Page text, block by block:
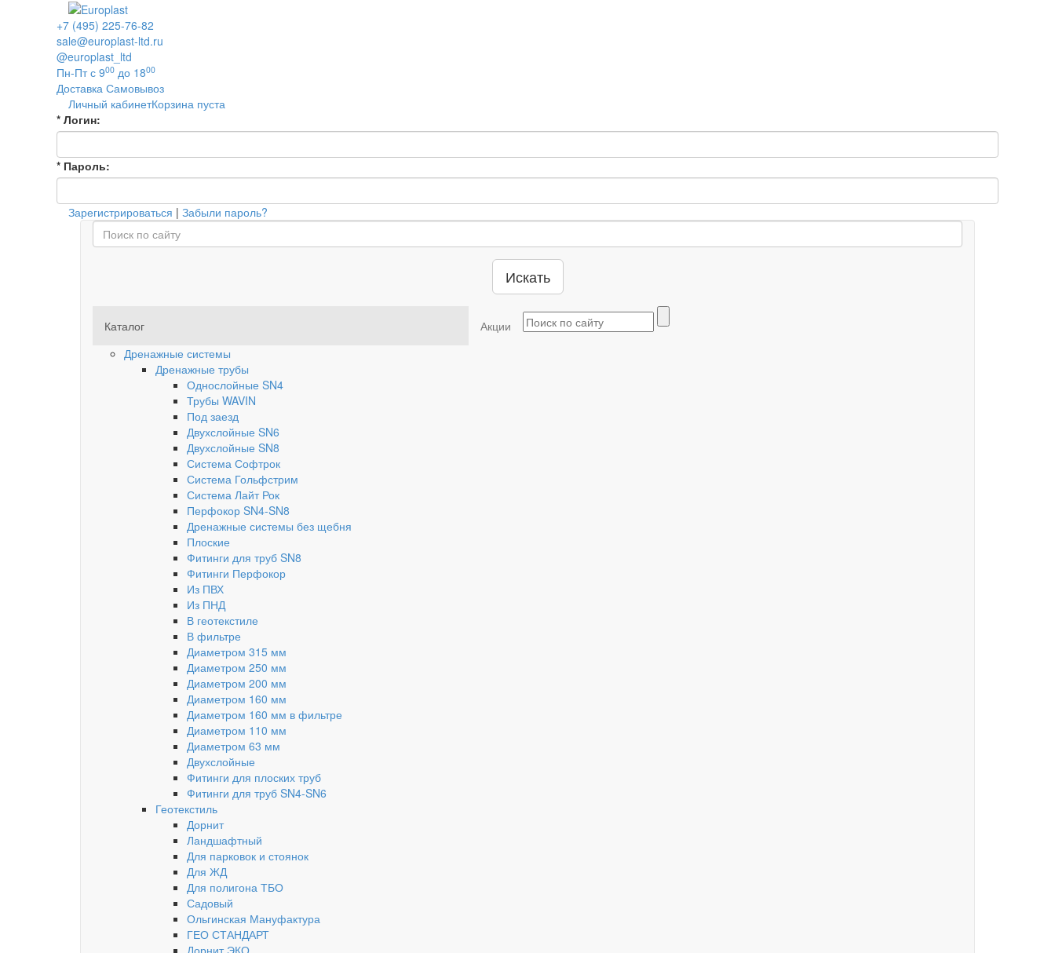
+7 (495) 225-76-82
sale@europlast-ltd.ru
@europlast_ltd
Пн-Пт с 900 до 1800
Доставка Самовывоз
Личный кабинетКорзина пуста
* Логин:
* Пароль:
Зарегистрироваться | Забыли пароль?
Искать
Каталог
Дренажные системы
Дренажные трубы
Однослойные SN4
Трубы WAVIN
Под заезд
Двухслойные SN6
Двухслойные SN8
Система Софтрок
Система Гольфстрим
Система Лайт Рок
Перфокор SN4-SN8
Дренажные системы без щебня
Плоские
Фитинги для труб SN8
Фитинги Перфокор
Из ПВХ
Из ПНД
В геотекстиле
В фильтре
Диаметром 315 мм
Диаметром 250 мм
Диаметром 200 мм
Диаметром 160 мм
Диаметром 160 мм в фильтре
Диаметром 110 мм
Диаметром 63 мм
Двухслойные
Фитинги для плоских труб
Фитинги для труб SN4-SN6
Геотекстиль
Дорнит
Ландшафтный
Для парковок и стоянок
Для ЖД
Для полигона ТБО
Садовый
Ольгинская Мануфактура
ГЕО СТАНДАРТ
Акции